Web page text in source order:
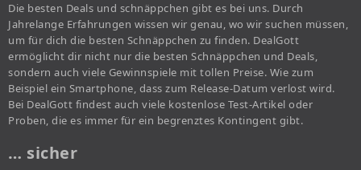
Die besten Deals und schnäppchen gibt es bei uns. Durch
Jahrelange Erfahrungen wissen wir genau, wo wir suchen müssen,
um für dich die besten Schnäppchen zu finden. DealGott
ermöglicht dir nicht nur die besten Schnäppchen und Deals,
sondern auch viele Gewinnspiele mit tollen Preise. Wie zum
Beispiel ein Smartphone, dass zum Release-Datum verlost wird.
Bei DealGott findest auch viele kostenlose Test-Artikel oder
Proben, die es immer für ein begrenztes Kontingent gibt.
… sicher